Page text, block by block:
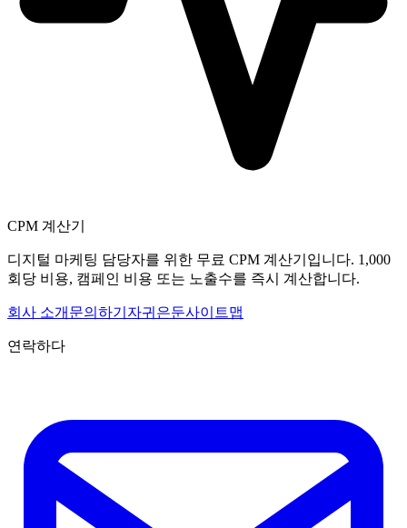
CPM 계산기
디지털 마케팅 담당자를 위한 무료 CPM 계산기입니다. 1,000
회당 비용, 캠페인 비용 또는 노출수를 즉시 계산합니다.
회사 소개 문의하기 자귀 은둔사이트맵
연락하다